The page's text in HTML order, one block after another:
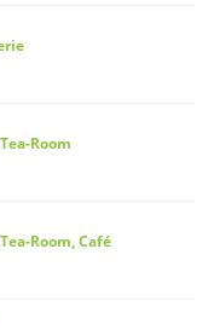
Room
Room, Café